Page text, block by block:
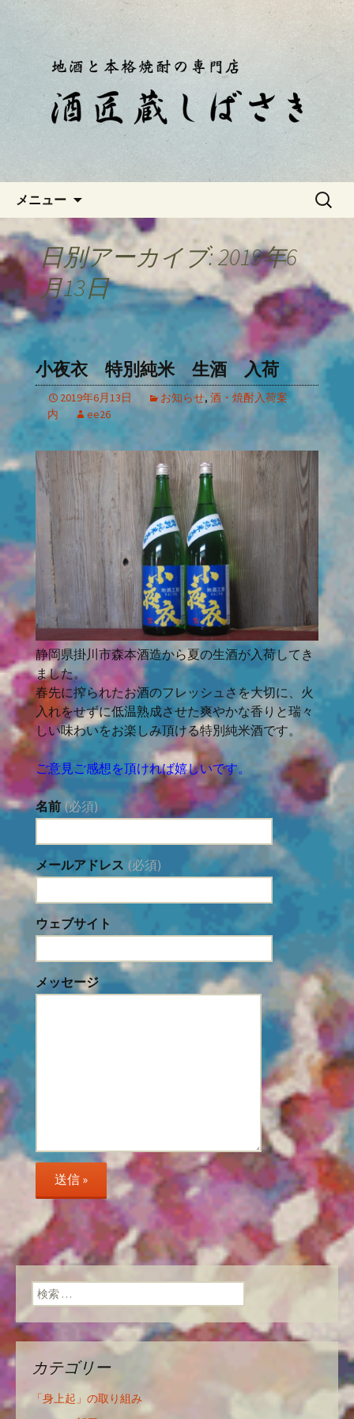
静岡・南伊豆の酒屋「酒匠蔵し
ばさき」のブログ
静岡・南伊豆の酒屋「酒匠蔵しばさ
き」おやじのつぶやき
メニュー
検
日別アーカイブ: 2019年6
月13日
小夜衣 特別純米 生酒 入荷
2019年6月13日 お知らせ, 酒・焼酎入荷案
内
ee26
静岡県掛川市森本酒造から夏の生酒が入荷してき
ました。
春先に搾られたお酒のフレッシュさを大切に、火
入れをせずに低温熟成させた爽やかな香りと瑞々
しい味わいをお楽しみ頂ける特別純米酒です。
ご意見ご感想を頂ければ嬉しいです。
名前 (必須)
メールアドレス (必須)
ウェブサイト
メッセージ
検索:
カテゴリー
「身上起」の取り組み